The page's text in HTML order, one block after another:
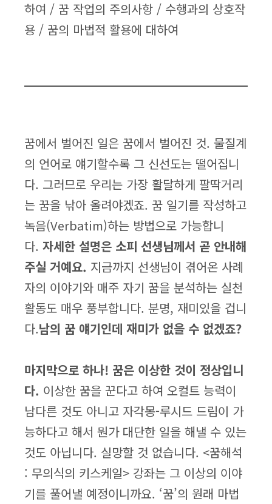
하여 / 꿈 작업의 주의사항 / 수행과의 상호작
용 / 꿈의 마법적 활용에 대하여
꿈에서 벌어진 일은 꿈에서 벌어진 것. 물질계
의 언어로 얘기할수록 그 신선도는 떨어집니
다. 그러므로 우리는 가장 활달하게 팔딱거리
는 꿈을 낚아 올려야겠죠. 꿈 일기를 작성하고
녹음(Verbatim)하는 방법으로 가능합니
다. 자세한 설명은 소피 선생님께서 곧 안내해
주실 거예요. 지금까지 선생님이 겪어온 사례
자의 이야기와 매주 자기 꿈을 분석하는 실천
활동도 매우 풍부합니다. 분명, 재미있을 겁니
다.남의 꿈 얘기인데 재미가 없을 수 없겠죠?
마지막으로 하나! 꿈은 이상한 것이 정상입니
다. 이상한 꿈을 꾼다고 하여 오컬트 능력이
남다른 것도 아니고 자각몽-루시드 드림이 가
능하다고 해서 뭔가 대단한 일을 해낼 수 있는
것도 아닙니다. 실망할 것 없습니다. <꿈해석
: 무의식의 키스케일> 강좌는 그 이상의 이야
기를 풀어낼 예정이니까요. ‘꿈’의 원래 마법